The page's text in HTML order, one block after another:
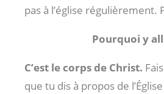
pas à l’église régulièrement.
Pourquoi y
C’est le corps de Christ.
que tu dis à propos de